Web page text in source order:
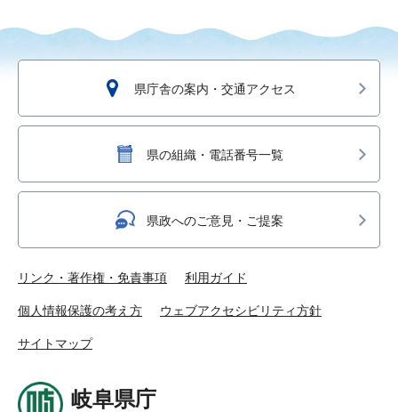
県庁舎の案内・交通アクセス
県の組織・電話番号一覧
県政へのご意見・ご提案
リンク・著作権・免責事項 利用ガイド
個人情報保護の考え方 ウェブアクセシビリティ方針
サイトマップ
岐阜県庁